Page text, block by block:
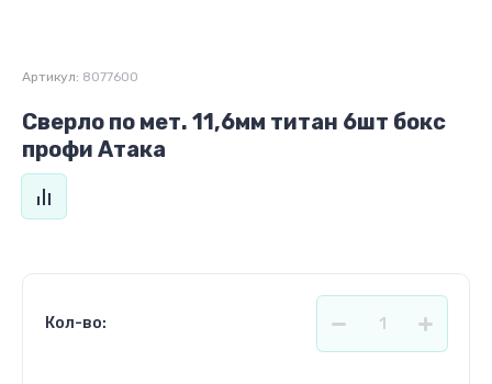
Артикул: 8077600
Сверло по мет. 11,6мм титан 6шт бокс
профи Атака
Кол-во: